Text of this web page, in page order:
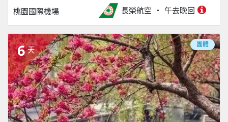
桃園國際機場 長榮航空 午去晚回
6 天
團體